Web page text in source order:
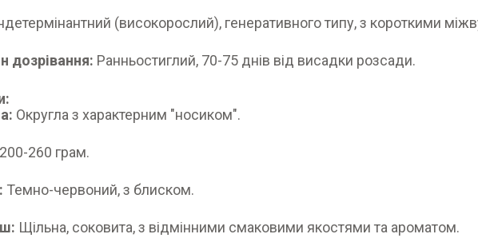
(високорослий), генеративного типу, з короткими
дозрівання: Ранньостиглий, 70-75 днів від висадки розсади.
Округла з характерним "носиком".
200-260 грам.
Темно-червоний, з блиском.
Щільна, соковита, з відмінними смаковими якостями та ароматом.